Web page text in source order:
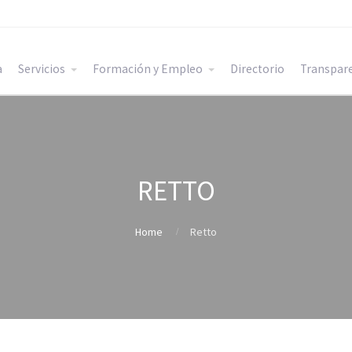
Servicios Formación y Empleo Directorio
RETTO
Home Retto